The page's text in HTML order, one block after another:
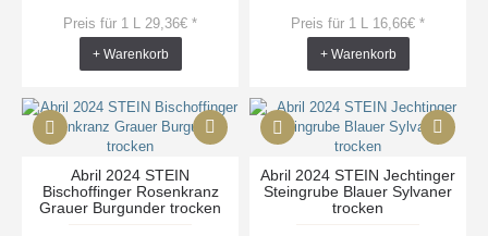
Preis für 1 L 29,36€ *
+ Warenkorb
Preis für 1 L 16,66€ *
+ Warenkorb
Abril 2024 STEIN
Bischoffinger Rosenkranz
Grauer Burgunder trocken
Abril 2024 STEIN Jechtinger
Steingrube Blauer Sylvaner
trocken